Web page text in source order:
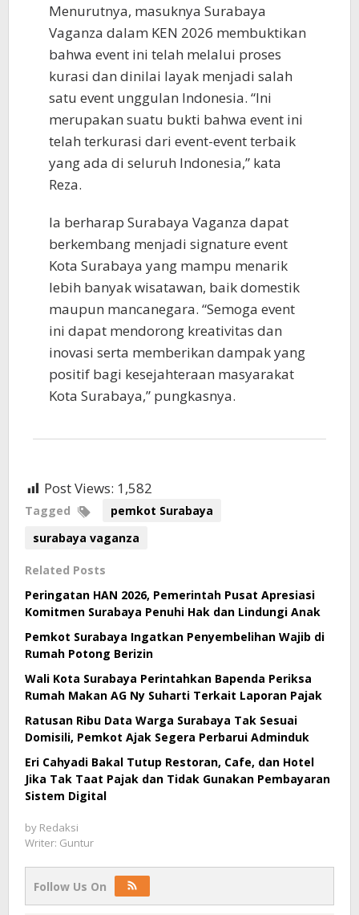
Menurutnya, masuknya Surabaya
Vaganza dalam KEN 2026 membuktikan
bahwa event ini telah melalui proses
kurasi dan dinilai layak menjadi salah
satu event unggulan Indonesia. “Ini
merupakan suatu bukti bahwa event ini
telah terkurasi dari event-event terbaik
yang ada di seluruh Indonesia,” kata
Reza.
Ia berharap Surabaya Vaganza dapat
berkembang menjadi signature event
Kota Surabaya yang mampu menarik
lebih banyak wisatawan, baik domestik
maupun mancanegara. “Semoga event
ini dapat mendorong kreativitas dan
inovasi serta memberikan dampak yang
positif bagi kesejahteraan masyarakat
Kota Surabaya,” pungkasnya.
Post Views: 1,582
Tagged
pemkot Surabaya
surabaya vaganza
Related Posts
Peringatan HAN 2026, Pemerintah Pusat Apresiasi
Komitmen Surabaya Penuhi Hak dan Lindungi Anak
Pemkot Surabaya Ingatkan Penyembelihan Wajib di
Rumah Potong Berizin
Wali Kota Surabaya Perintahkan Bapenda Periksa
Rumah Makan AG Ny Suharti Terkait Laporan Pajak
Ratusan Ribu Data Warga Surabaya Tak Sesuai
Domisili, Pemkot Ajak Segera Perbarui Adminduk
Eri Cahyadi Bakal Tutup Restoran, Cafe, dan Hotel
Jika Tak Taat Pajak dan Tidak Gunakan Pembayaran
Sistem Digital
by Redaksi
Writer: Guntur
Follow Us On